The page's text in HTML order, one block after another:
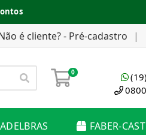
é cliente? - Pré-cadastro |
0
ADELBRAS FABER-